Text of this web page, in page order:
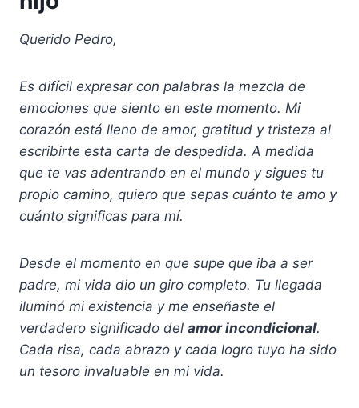
Querido Pedro,
Es difícil expresar con palabras la mezcla de
emociones que siento en este momento. Mi
corazón está lleno de amor, gratitud y tristeza al
escribirte esta carta de despedida. A medida
que te vas adentrando en el mundo y sigues tu
propio camino, quiero que sepas cuánto te amo y
cuánto significas para mí.
Desde el momento en que supe que iba a ser
padre, mi vida dio un giro completo. Tu llegada
iluminó mi existencia y me enseñaste el
verdadero significado del amor incondicional.
Cada risa, cada abrazo y cada logro tuyo ha sido
un tesoro invaluable en mi vida.